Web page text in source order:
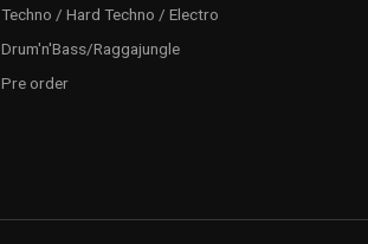
Techno / Hard Techno / Electro
Drum'n'Bass/Raggajungle
Pre order